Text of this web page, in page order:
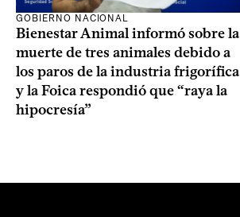
GOBIERNO NACIONAL
Bienestar Animal informó sobre la
muerte de tres animales debido a
los paros de la industria frigorífica
y la Foica respondió que “raya la
hipocresía”